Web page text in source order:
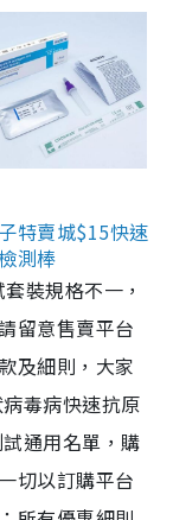
特賣城$15快速
測棒
裝規格不一，
留意售賣平台
及細則，大家
毒病快速抗原
通用名單，購
切以訂購平台